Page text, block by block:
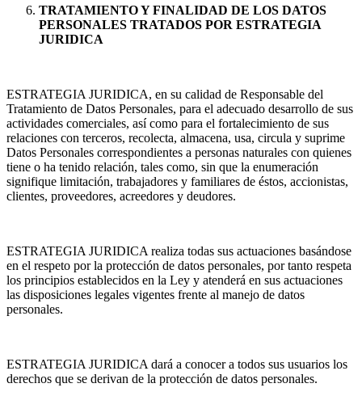
TRATAMIENTO Y FINALIDAD DE LOS DATOS
PERSONALES TRATADOS POR ESTRATEGIA
JURIDICA
ESTRATEGIA JURIDICA, en su calidad de Responsable del
Tratamiento de Datos Personales, para el adecuado desarrollo de sus
actividades comerciales, así como para el fortalecimiento de sus
relaciones con terceros, recolecta, almacena, usa, circula y suprime
Datos Personales correspondientes a personas naturales con quienes
tiene o ha tenido relación, tales como, sin que la enumeración
signifique limitación, trabajadores y familiares de éstos, accionistas,
clientes, proveedores, acreedores y deudores.
ESTRATEGIA JURIDICA realiza todas sus actuaciones basándose
en el respeto por la protección de datos personales, por tanto respeta
los principios establecidos en la Ley y atenderá en sus actuaciones
las disposiciones legales vigentes frente al manejo de datos
personales.
ESTRATEGIA JURIDICA dará a conocer a todos sus usuarios los
derechos que se derivan de la protección de datos personales.